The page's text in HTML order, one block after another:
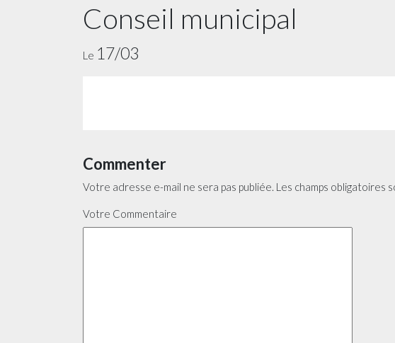
Conseil municipal
Le 17/03
Commenter
Votre adresse e-mail ne sera pas publiée. Les champs obligatoires
Votre Commentaire